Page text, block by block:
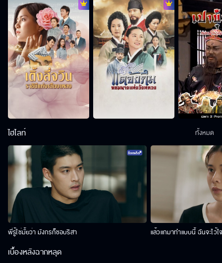
ไฮไลท์
พี่รู้ใช่มั้ยว่า มังกรก็ชอบริสา แล้วแกมาทำแบบนี้ ฉันจะไว้ใ
ทั้งหมด
เบื้องหลังฉากหลุด